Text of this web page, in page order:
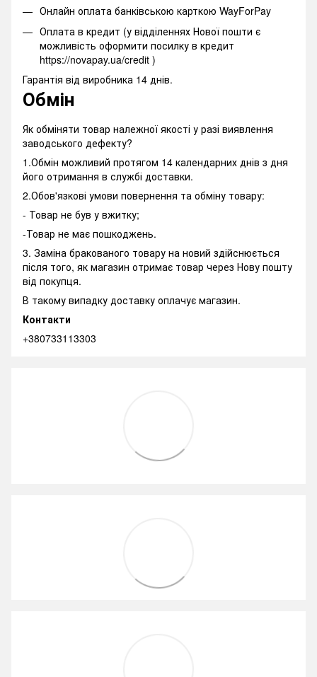
Онлайн оплата банківською карткою WayForPay
Оплата в кредит (у відділеннях Нової пошти є
можливість оформити посилку в кредит
https://novapay.ua/credit )
Гарантія від виробника 14 днів.
Обмін
Як обміняти товар належної якості у разі виявлення
заводського дефекту?
1.Обмін можливий протягом 14 календарних днів з дня
його отримання в службі доставки.
2.Обов'язкові умови повернення та обміну товару:
- Товар не був у вжитку;
-Товар не має пошкоджень.
3. Заміна бракованого товару на новий здійснюється
після того, як магазин отримає товар через Нову пошту
від покупця.
В такому випадку доставку оплачує магазин.
Контакти
+380733113303